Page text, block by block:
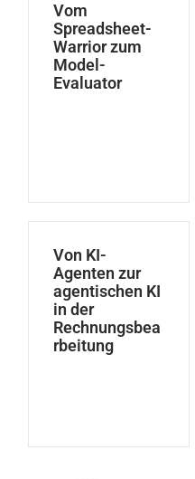
Vom
Spreadsheet-
Warrior zum
Model-
Evaluator
Von KI-
Agenten zur
agentischen KI
in der
Rechnungsbea
rbeitung